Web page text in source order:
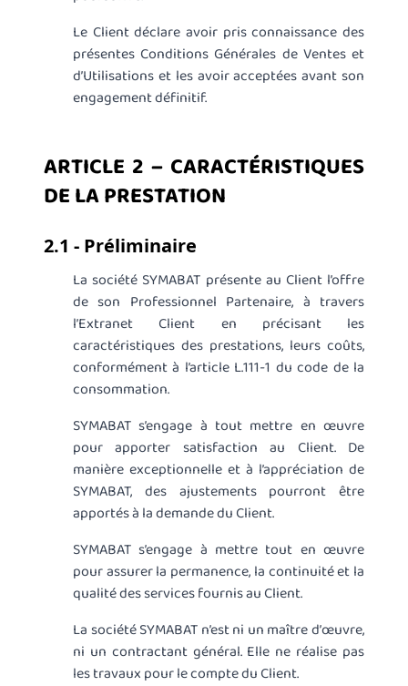
Le Client déclare avoir pris connaissance des
présentes Conditions Générales de Ventes et
d’Utilisations et les avoir acceptées avant son
engagement définitif.
ARTICLE 2 – CARACTÉRISTIQUES
DE LA PRESTATION
2.1 - Préliminaire
La société SYMABAT présente au Client l’offre
de son Professionnel Partenaire, à travers
l’Extranet Client en précisant les
caractéristiques des prestations, leurs coûts,
conformément à l’article L.111-1 du code de la
consommation.
SYMABAT s’engage à tout mettre en œuvre
pour apporter satisfaction au Client. De
manière exceptionnelle et à l’appréciation de
SYMABAT, des ajustements pourront être
apportés à la demande du Client.
SYMABAT s’engage à mettre tout en œuvre
pour assurer la permanence, la continuité et la
qualité des services fournis au Client.
La société SYMABAT n’est ni un maître d’œuvre,
ni un contractant général. Elle ne réalise pas
les travaux pour le compte du Client.